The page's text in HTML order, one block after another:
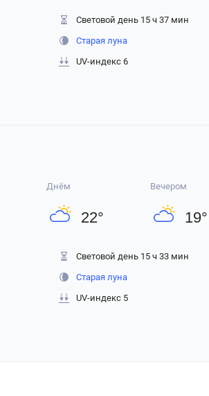
Световой день 15 ч 37 мин
Старая луна
UV-индекс 6
Днём
22°
Вечером
19°
Световой день 15 ч 33 мин
Старая луна
UV-индекс 5